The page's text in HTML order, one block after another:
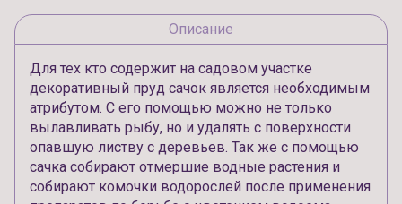
Описание
Для тех кто содержит на садовом участке
декоративный пруд сачок является необходимым
атрибутом. С его помощью можно не только
вылавливать рыбу, но и удалять с поверхности
опавшую листву с деревьев. Так же с помощью
сачка собирают отмершие водные растения и
собирают комочки водорослей после применения